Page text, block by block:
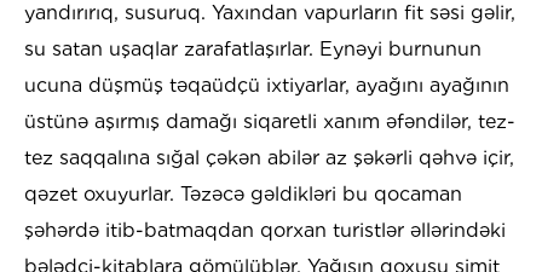
yandırırıq, susuruq. Yaxından vapurların fit səsi gəlir,
su satan uşaqlar zarafatlaşırlar. Eynəyi burnunun
ucuna düşmüş təqaüdçü ixtiyarlar, ayağını ayağının
üstünə aşırmış damağı siqaretli xanım əfəndilər, tez-
tez saqqalına sığal çəkən abilər az şəkərli qəhvə içir,
qəzet oxuyurlar. Təzəcə gəldikləri bu qocaman
şəhərdə itib-batmaqdan qorxan turistlər əllərindəki
bələdçi-kitablara gömülüblər. Yağışın qoxusu simit